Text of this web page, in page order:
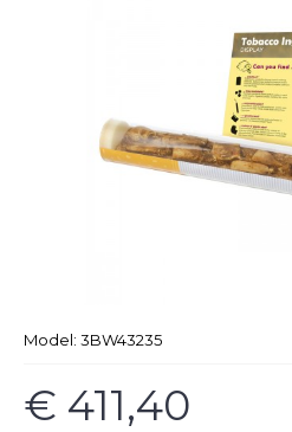
Model: 3BW43235
€ 411,40